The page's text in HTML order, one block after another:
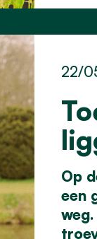
22/
Op
een